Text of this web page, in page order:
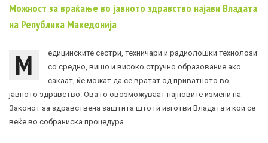
Можност за враќање во јавното здравство најави Владата
на Република Македонија
М
едицинските сестри, техничари и радиолошки технолози
со средно, вишо и високо стручно образование ако
сакаат, ќе можат да се вратат од приватното во
јавното здравство. Ова го овозможуваат најновите измени на
Законот за здравствена заштита што ги изготви Владата и кои се
веќе во собраниска процедура.